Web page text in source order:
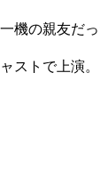
の親友だ
ストで上演。